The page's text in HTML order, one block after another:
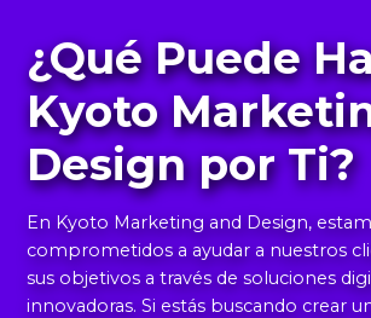
¿Qué Puede
Kyoto
Design por Ti?
En Kyoto Marketing and Design,
comprometidos a ayudar a nuestros
sus objetivos a través de soluciones
innovadoras. Si estás buscando crear